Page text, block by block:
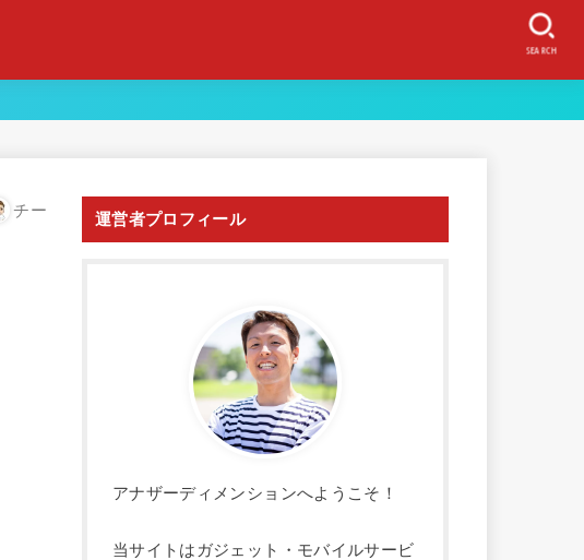
SEARCH
チー 運営者プロフィール
アナザーディメンションへようこそ！
当サイトはガジェット・モバイルサービ